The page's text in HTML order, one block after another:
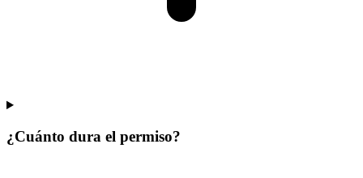
¿Cuánto dura el permiso?